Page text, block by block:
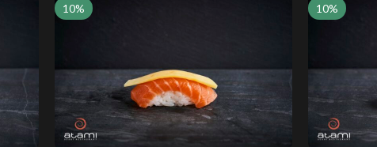
10% 10%